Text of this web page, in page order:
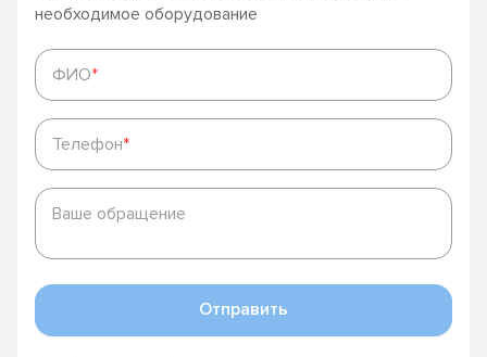
необходимое оборудование
ФИО*
ФИО*
Телефон*
Телефон*
Ваше
обращение
Ваше обращение
Отправить